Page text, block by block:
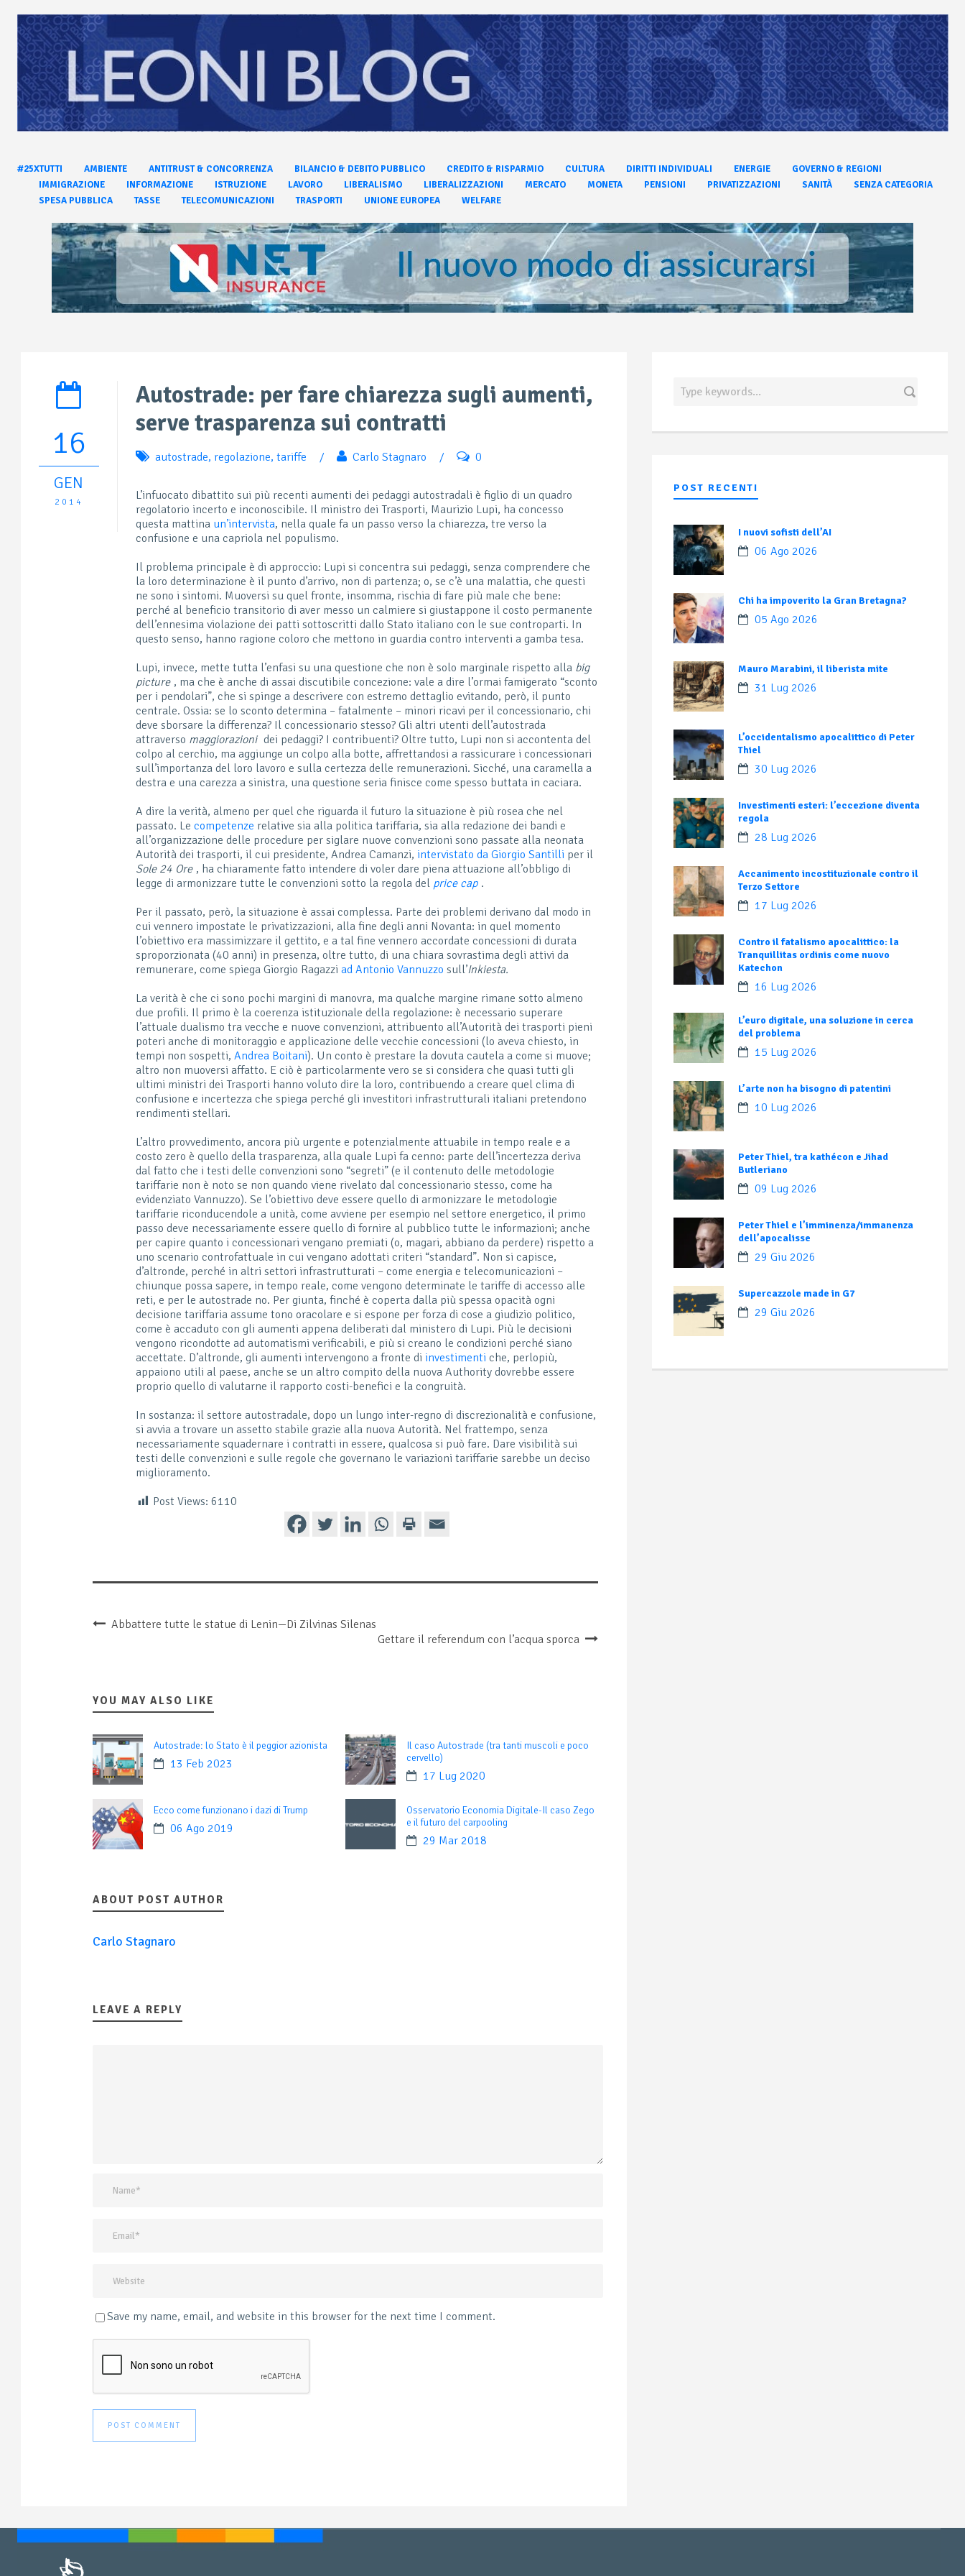
#25XTUTTI AMBIENTE ANTITRUST & CONCORRENZA BILANCIO & DEBITO PUBBLICO CREDITO & RISPARMIO CULTURA DIRITTI INDIVIDUALI ENERGIE
GOVERNO & REGIONI
IMMIGRAZIONE
INFORMAZIONE ISTRUZIONE LAVORO LIBERALISMO LIBERALIZZAZIONI MERCATO MONETA PENSIONI PRIVATIZZAZIONI SANITÀ
SENZA CATEGORIA
SPESA PUBBLICA
TASSE TELECOMUNICAZIONI TRASPORTI UNIONE EUROPEA WELFARE
16
GEN
2014
Autostrade: per fare chiarezza sugli aumenti,
serve trasparenza sui contratti
autostrade, regolazione, tariffe / Carlo Stagnaro / 0
L’infuocato dibattito sui più recenti aumenti dei pedaggi autostradali è figlio di un quadro
regolatorio incerto e inconoscibile. Il ministro dei Trasporti, Maurizio Lupi, ha concesso
questa mattina un’intervista, nella quale fa un passo verso la chiarezza, tre verso la
confusione e una capriola nel populismo.
Il problema principale è di approccio: Lupi si concentra sui pedaggi, senza comprendere che
la loro determinazione è il punto d’arrivo, non di partenza; o, se c’è una malattia, che questi
ne sono i sintomi. Muoversi su quel fronte, insomma, rischia di fare più male che bene:
perché al beneficio transitorio di aver messo un calmiere si giustappone il costo permanente
dell’ennesima violazione dei patti sottoscritti dallo Stato italiano con le sue controparti. In
questo senso, hanno ragione coloro che mettono in guardia contro interventi a gamba tesa.
Lupi, invece, mette tutta l’enfasi su una questione che non è solo marginale rispetto alla big
picture , ma che è anche di assai discutibile concezione: vale a dire l’ormai famigerato “sconto
per i pendolari”, che si spinge a descrivere con estremo dettaglio evitando, però, il punto
centrale. Ossia: se lo sconto determina – fatalmente – minori ricavi per il concessionario, chi
deve sborsare la differenza? Il concessionario stesso? Gli altri utenti dell’autostrada
attraverso maggiorazioni dei pedaggi? I contribuenti? Oltre tutto, Lupi non si accontenta del
colpo al cerchio, ma aggiunge un colpo alla botte, affrettandosi a rassicurare i concessionari
sull’importanza del loro lavoro e sulla certezza delle remunerazioni. Sicché, una caramella a
destra e una carezza a sinistra, una questione seria finisce come spesso buttata in caciara.
A dire la verità, almeno per quel che riguarda il futuro la situazione è più rosea che nel
passato. Lecompetenze relative sia alla politica tariffaria, sia alla redazione dei bandi e
all’organizzazione delle procedure per siglare nuove convenzioni sono passate alla neonata
Autorità dei trasporti, il cui presidente, Andrea Camanzi, intervistato da Giorgio Santilli per il
Sole 24 Ore , ha chiaramente fatto intendere di voler dare piena attuazione all’obbligo di
legge di armonizzare tutte le convenzioni sotto la regola del price cap .
Per il passato, però, la situazione è assai complessa. Parte dei problemi derivano dal modo in
cui vennero impostate le privatizzazioni, alla fine degli anni Novanta: in quel momento
l’obiettivo era massimizzare il gettito, e a tal fine vennero accordate concessioni di durata
sproporzionata (40 anni) in presenza, oltre tutto, di una chiara sovrastima degli attivi da
remunerare, come spiega Giorgio Ragazziad Antonio Vannuzzo sull’Inkiesta.
La verità è che ci sono pochi margini di manovra, ma qualche margine rimane sotto almeno
due profili. Il primo è la coerenza istituzionale della regolazione: è necessario superare
l’attuale dualismo tra vecche e nuove convenzioni, attribuento all’Autorità dei trasporti pieni
poteri anche di monitoraggio e applicazione delle vecchie concessioni (lo aveva chiesto, in
tempi non sospetti,Andrea Boitani). Un conto è prestare la dovuta cautela a come si muove;
altro non muoversi affatto. E ciò è particolarmente vero se si considera che quasi tutti gli
ultimi ministri dei Trasporti hanno voluto dire la loro, contribuendo a creare quel clima di
confusione e incertezza che spiega perché gli investitori infrastrutturali italiani pretendono
rendimenti stellari.
L’altro provvedimento, ancora più urgente e potenzialmente attuabile in tempo reale e a
costo zero è quello della trasparenza, alla quale Lupi fa cenno: parte dell’incertezza deriva
dal fatto che i testi delle convenzioni sono “segreti” (e il contenuto delle metodologie
tariffarie non è noto se non quando viene rivelato dal concessionario stesso, come ha
evidenziato Vannuzzo). Se l’obiettivo deve essere quello di armonizzare le metodologie
tariffarie riconducendole a unità, come avviene per esempio nel settore energetico, il primo
passo deve necessariamente essere quello di fornire al pubblico tutte le informazioni; anche
per capire quanto i concessionari vengano premiati (o, magari, abbiano da perdere) rispetto a
uno scenario controfattuale in cui vengano adottati criteri “standard”. Non si capisce,
d’altronde, perché in altri settori infrastrutturati – come energia e telecomunicazioni –
chiunque possa sapere, in tempo reale, come vengono determinate le tariffe di accesso alle
reti, e per le autostrade no. Per giunta, finché è coperta dalla più spessa opacità ogni
decisione tariffaria assume tono oracolare e si espone per forza di cose a giudizio politico,
come è accaduto con gli aumenti appena deliberati dal ministero di Lupi. Più le decisioni
vengono ricondotte ad automatismi verificabili, e più si creano le condizioni perché siano
accettate. D’altronde, gli aumenti intervengono a fronte di investimenti che, perlopiù,
appaiono utili al paese, anche se un altro compito della nuova Authority dovrebbe essere
proprio quello di valutarne il rapporto costi-benefici e la congruità.
In sostanza: il settore autostradale, dopo un lungo inter-regno di discrezionalità e confusione,
si avvia a trovare un assetto stabile grazie alla nuova Autorità. Nel frattempo, senza
necessariamente squadernare i contratti in essere, qualcosa si può fare. Dare visibilità sui
testi delle convenzioni e sulle regole che governano le variazioni tariffarie sarebbe un deciso
miglioramento.
Post Views: 6110
Abbattere tutte le statue di Lenin—Di Zilvinas Silenas
Gettare il referendum con l’acqua sporca
YOU MAY ALSO LIKE
Autostrade: lo Stato è il peggior azionista
13 Feb 2023
Il caso Autostrade (tra tanti muscoli e poco
cervello)
17 Lug 2020
Ecco come funzionano i dazi di Trump
06 Ago 2019
Osservatorio Economia Digitale-Il caso Zego
e il futuro del carpooling
29 Mar 2018
ABOUT POST AUTHOR
Carlo Stagnaro
LEAVE A REPLY
Save my name, email, and website in this browser for the next time I comment.
POST RECENTI
I nuovi sofisti dell’AI
06 Ago 2026
Chi ha impoverito la Gran Bretagna?
05 Ago 2026
Mauro Marabini, il liberista mite
31 Lug 2026
L’occidentalismo apocalittico di Peter
Thiel
30 Lug 2026
Investimenti esteri: l’eccezione diventa
regola
28 Lug 2026
Accanimento incostituzionale contro il
Terzo Settore
17 Lug 2026
Contro il fatalismo apocalittico: la
Tranquillitas ordinis come nuovo
Katechon
16 Lug 2026
L’euro digitale, una soluzione in cerca
del problema
15 Lug 2026
L’arte non ha bisogno di patentini
10 Lug 2026
Peter Thiel, tra kathécon e Jihad
Butleriano
09 Lug 2026
Peter Thiel e l’imminenza/immanenza
dell’apocalisse
29 Giu 2026
Supercazzole made in G7
29 Giu 2026